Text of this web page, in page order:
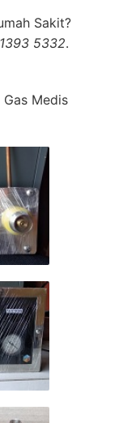
Sakit?
5332.
Gas Medis